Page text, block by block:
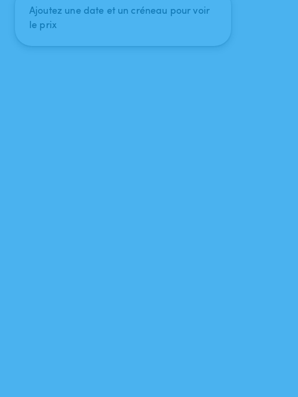
Ajoutez une date et un créneau pour voir
le prix